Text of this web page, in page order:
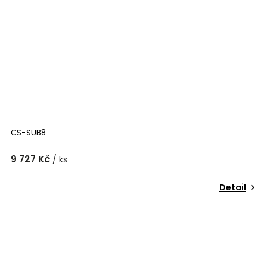
CS-SUB8
9 727 Kč / ks
Detail